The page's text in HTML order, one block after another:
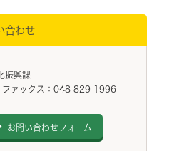
合わせ
振興課
ァックス：048-829-1996
お問い合わせフォーム